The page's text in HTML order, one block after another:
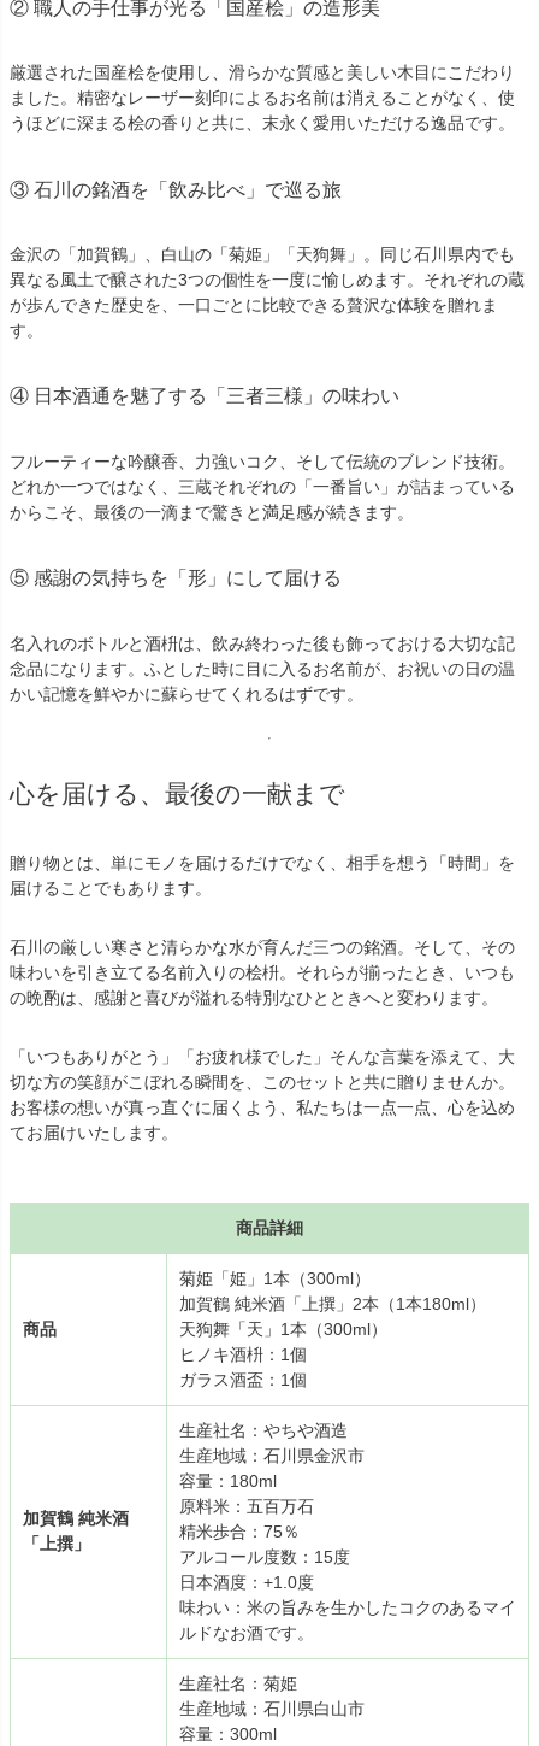
② 職人の手仕事が光る「国産桧」の造形美
厳選された国産桧を使用し、滑らかな質感と美しい木目にこだわり
ました。精密なレーザー刻印によるお名前は消えることがなく、使
うほどに深まる桧の香りと共に、末永く愛用いただける逸品です。
③ 石川の銘酒を「飲み比べ」で巡る旅
金沢の「加賀鶴」、白山の「菊姫」「天狗舞」。同じ石川県内でも
異なる風土で醸された3つの個性を一度に愉しめます。それぞれの蔵
が歩んできた歴史を、一口ごとに比較できる贅沢な体験を贈れま
す。
④ 日本酒通を魅了する「三者三様」の味わい
フルーティーな吟醸香、力強いコク、そして伝統のブレンド技術。
どれか一つではなく、三蔵それぞれの「一番旨い」が詰まっている
からこそ、最後の一滴まで驚きと満足感が続きます。
⑤ 感謝の気持ちを「形」にして届ける
名入れのボトルと酒枡は、飲み終わった後も飾っておける大切な記
念品になります。ふとした時に目に入るお名前が、お祝いの日の温
かい記憶を鮮やかに蘇らせてくれるはずです。
心を届ける、最後の一献まで
贈り物とは、単にモノを届けるだけでなく、相手を想う「時間」を
届けることでもあります。
石川の厳しい寒さと清らかな水が育んだ三つの銘酒。そして、その
味わいを引き立てる名前入りの桧枡。それらが揃ったとき、いつも
の晩酌は、感謝と喜びが溢れる特別なひとときへと変わります。
「いつもありがとう」「お疲れ様でした」そんな言葉を添えて、大
切な方の笑顔がこぼれる瞬間を、このセットと共に贈りませんか。
お客様の想いが真っ直ぐに届くよう、私たちは一点一点、心を込め
てお届けいたします。
商品詳細
商品
菊姫「姫」1本（300ml）
加賀鶴 純米酒「上撰」2本（1本180ml）
天狗舞「天」1本（300ml）
ヒノキ酒枡：1個
ガラス酒盃：1個
加賀鶴 純米酒
「上撰」
生産社名：やちや酒造
生産地域：石川県金沢市
容量：180ml
原料米：五百万石
精米歩合：75％
アルコール度数：15度
日本酒度：+1.0度
味わい：米の旨みを生かしたコクのあるマイ
ルドなお酒です。
生産社名：菊姫
生産地域：石川県白山市
容量：300ml